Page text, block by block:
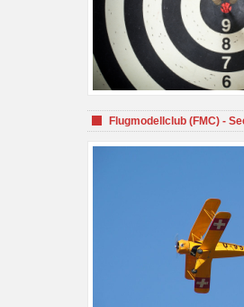
Flugmodellclub (FMC) -